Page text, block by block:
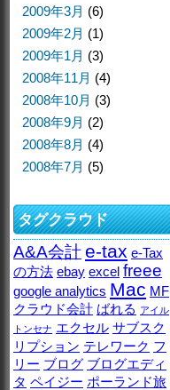
2009年3月 (6)
2009年2月 (1)
2009年1月 (3)
2008年11月 (4)
2008年10月 (3)
2008年9月 (2)
2008年8月 (4)
2008年7月 (5)
タグクラウド
A&A会計e-tax e-Tax
の方法 ebay excel freee
google analytics Mac MF
クラウド会計 ばれる アイル
トンセナ エクセル サブスク
リプション テレワーク フ
リー ブログ ブログエディ
タ ペイジー ポーランド旅